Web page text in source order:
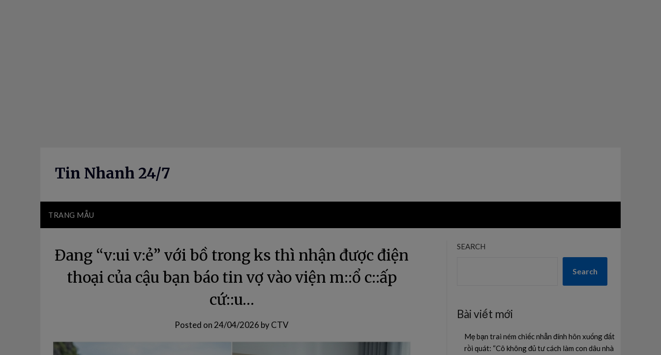
Tin Nhanh 24/7
TRANG MẪU
Đang “v:ui v:ẻ” với bồ trong ks thì nhận được điện
thoại của cậu bạn báo tin vợ vào viện m::ổ c::ấp
cứ::u…
Posted on 24/04/2026 byCTV
SEARCH
Search
Bài viết mới
Mẹ bạn trai ném chiếc nhẫn đính hôn xuống đất
rồi quát: “Cô không đủ tư cách làm con dâu nhà